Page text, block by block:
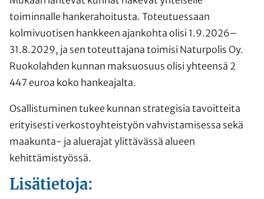
toiminnalle hankerahoitusta. Toteutuessaan
kolmivuotisen hankkeen ajankohta olisi 1.9.2026–
31.8.2029, ja sen toteuttajana toimisi Naturpolis Oy.
Ruokolahden kunnan maksuosuus olisi yhteensä 2
447 euroa koko hankeajalta.
Osallistuminen tukee kunnan strategisia tavoitteita
erityisesti verkostoyhteistyön vahvistamisessa sekä
maakunta- ja aluerajat ylittävässä alueen
kehittämistyössä.
Lisätietoja: